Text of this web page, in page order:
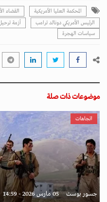
المحكمة العليا الأمريكية القضاء
الرئيس الأمريكي دونالد ترامب
أزمة
سياسات الهجرة
موضوعات ذات صلة
اتجاهات
جسور بوست 05 مارس 2026 - 14:59